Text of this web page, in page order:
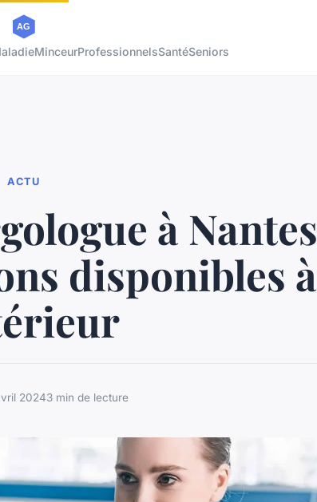
MinceurProfessionnelsSantéSeniors
ACTU
à Nantes
disponibles à
20243 min de lecture